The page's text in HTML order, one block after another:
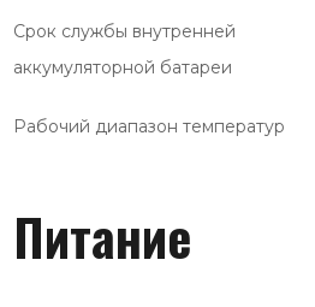
Срок службы внутренней
аккумуляторной батареи
Рабочий диапазон температур
Питание